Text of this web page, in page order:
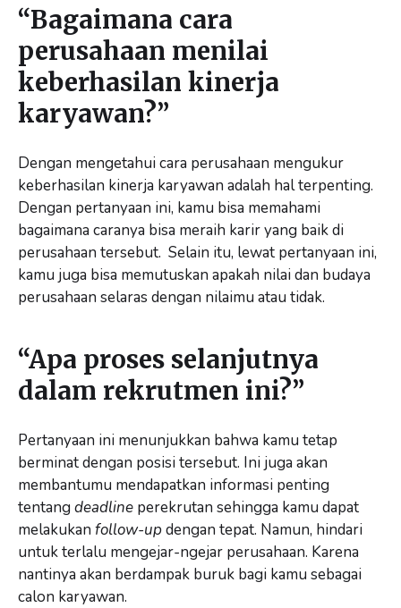
“Bagaimana cara
perusahaan menilai
keberhasilan kinerja
karyawan?”
Dengan mengetahui cara perusahaan mengukur
keberhasilan kinerja karyawan adalah hal terpenting.
Dengan pertanyaan ini, kamu bisa memahami
bagaimana caranya bisa meraih karir yang baik di
perusahaan tersebut. Selain itu, lewat pertanyaan ini,
kamu juga bisa memutuskan apakah nilai dan budaya
perusahaan selaras dengan nilaimu atau tidak.
“Apa proses selanjutnya
dalam rekrutmen ini?”
Pertanyaan ini menunjukkan bahwa kamu tetap
berminat dengan posisi tersebut. Ini juga akan
membantumu mendapatkan informasi penting
tentang deadline perekrutan sehingga kamu dapat
melakukan follow-updengan tepat. Namun, hindari
untuk terlalu mengejar-ngejar perusahaan. Karena
nantinya akan berdampak buruk bagi kamu sebagai
calon karyawan.